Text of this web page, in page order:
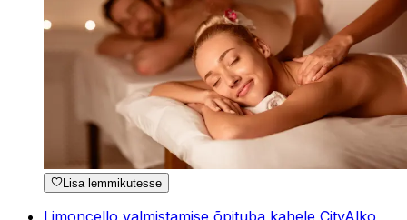
Lisa lemmikutesse